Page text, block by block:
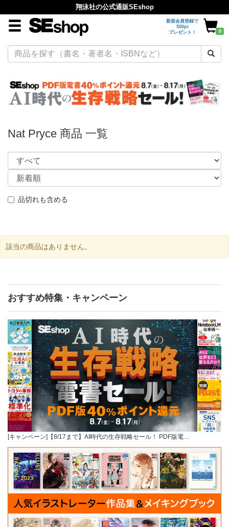
翔泳社の公式通販SEshop
新規会員登録で
500pt
プレゼント！
0
Nat Pryce 商品 一覧
品切れも含める
該当の商品はありません。
おすすめ特集・キャンペーン
[キャンペーン]【8/17まで】AI時代の生存戦略セール！ PDF版電…